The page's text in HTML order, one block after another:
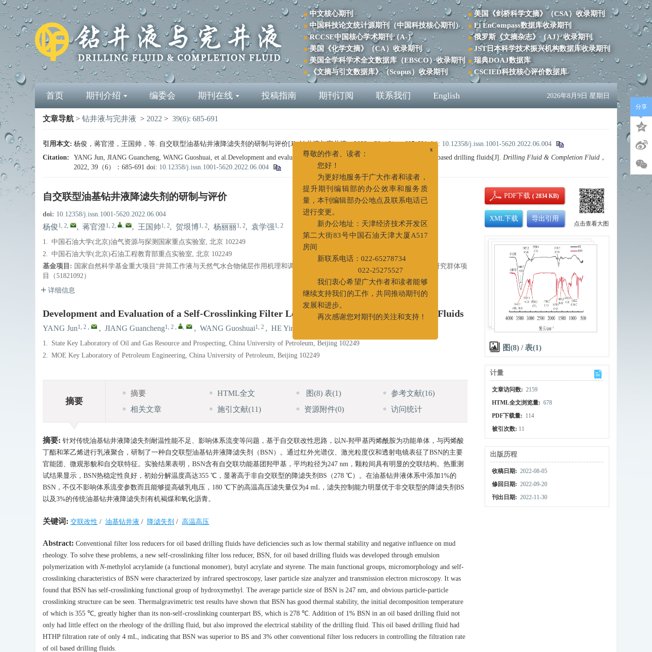
中文核心期刊
中国科技论文统计源期刊（中国科技核心期刊）
RCCSE中国核心学术期刊（A-）
美国《化学文摘》（CA）收录期刊
美国全学科学术全文数据库（EBSCO）收录期刊
《文摘与引文数据库》（Scopus）收录期刊
美国《剑桥科学文摘》（CSA）收录期刊
Ei EnCompass数据库收录期刊
俄罗斯《文摘杂志》（AJ）收录期刊
JST日本科学技术振兴机构数据库收录期刊
瑞典DOAJ数据库
CSCIED科技核心评价数据库
首页 期刊介绍 编委会 期刊在线 投稿指南 期刊订阅 联系我们 English 2026年8月9日 星期日
文章导航 > 钻井液与完井液 > 2022 > 39(6): 685-691
引用本文: 杨俊，蒋官澄，王国帅，等. 自交联型油基钻井液降滤失剂的研制与评价[J]. 钻井液与完井液，2022，39（6）：685-691doi: 10.12358/j.issn.1001-5620.2022.06.004
Citation:
YANG Jun, JIANG Guancheng, WANG Guoshuai, et al.Development and evaluation of a self-crosslinking filter loss reducer for oil based drilling fluids[J]. Drilling Fluid & Completion Fluid ，
2022, 39（6）：685-691 doi: 10.12358/j.issn.1001-5620.2022.06.004
自交联型油基钻井液降滤失剂的研制与评价
doi: 10.12358/j.issn.1001-5620.2022.06.004
杨俊1, 2, , 蒋官澄1, 2, , , 王国帅1, 2, 贺垠博1, 2, 杨丽丽1, 2, 袁学强1, 2
1. 中国石油大学(北京)油气资源与探测国家重点实验室, 北京 102249
2. 中国石油大学(北京)石油工程教育部重点实验室, 北京 102249
基金项目: 国家自然科学基金重大项目“井筒工作液与天然气水合物储层作用机理和调控方法”（51991361）、国家自然科学基金创新研究群体项
目（51821092）
详细信息
Development and Evaluation of a Self-Crosslinking Filter Loss Reducer for Oil Based Drilling Fluids
YANG Jun1, 2 , , JIANG Guancheng1, 2 , , , WANG Guoshuai1, 2 , HE Yinbo
1. State Key Laboratory of Oil and Gas Resource and Prospecting, China University of Petroleum, Beijing 102249
2. MOE Key Laboratory of Petroleum Engineering, China University of Petroleum, Beijing 102249
摘要
摘要 HTML全文 图(8) 表(1) 参考文献(16)
相关文章
施引文献(11) 资源附件(0) 访问统计
摘要: 针对传统油基钻井液降滤失剂耐温性能不足、影响体系流变等问题，基于自交联改性思路，以N-羟甲基丙烯酰胺为功能单体，与丙烯酸
丁酯和苯乙烯进行乳液聚合，研制了一种自交联型油基钻井液降滤失剂（BSN）。通过红外光谱仪、激光粒度仪和透射电镜表征了BSN的主要
官能团、微观形貌和自交联特征。实验结果表明，BSN含有自交联功能基团羟甲基，平均粒径为247 nm，颗粒间具有明显的交联结构。热重测
试结果显示，BSN热稳定性良好，初始分解温度高达355 ℃，显著高于非自交联型的降滤失剂BS（278 ℃）。在油基钻井液体系中添加1%的
BSN，不仅不影响体系流变参数而且能够提高破乳电压，180 ℃下的高温高压滤失量仅为4 mL，滤失控制能力明显优于非交联型的降滤失剂BS
以及3%的传统油基钻井液降滤失剂有机褐煤和氧化沥青。
关键词: 交联改性 / 油基钻井液 / 降滤失剂 / 高温高压
Abstract: Conventional filter loss reducers for oil based drilling fluids have deficiencies such as low thermal stability and negative influence on mud
rheology. To solve these problems, a new self-crosslinking filter loss reducer, BSN, for oil based drilling fluids was developed through emulsion
polymerization with N-methylol acrylamide (a functional monomer), butyl acrylate and styrene. The main functional groups, micromorphology and self-
crosslinking characteristics of BSN were characterized by infrared spectroscopy, laser particle size analyzer and transmission electron microscopy. It was
found that BSN has self-crosslinking functional group of hydroxymethyl. The average particle size of BSN is 247 nm, and obvious particle-particle
crosslinking structure can be seen. Thermalgravimetric test results have shown that BSN has good thermal stability, the initial decomposition temperature
of which is 355 ℃, greatly higher than its non-self-crosslinking counterpart BS, which is 278 ℃. Addition of 1% BSN in an oil based drilling fluid not
only had little effect on the rheology of the drilling fluid, but also improved the electrical stability of the drilling fluid. This oil based drilling fluid had
HTHP filtration rate of only 4 mL, indicating that BSN was superior to BS and 3% other conventional filter loss reducers in controlling the filtration rate
of oil based drilling fluids.
PDF下载( 2834 KB)
XML下载 导出引用
点击查看大图
图(8) /表(1)
计量
文章访问数: 2159
HTML全文浏览量: 678
PDF下载量: 114
被引次数: 11
出版历程
收稿日期: 2022-08-05
修回日期: 2022-09-20
刊出日期: 2022-11-30
分享
尊敬的作者、读者：
您好！
为更好地服务于广大作者和读者，
提升期刊编辑部的办公效率和服务质
量，本刊编辑部办公地点及联系电话已
进行变更。
新办公地址：天津经济技术开发区
第二大街83号中国石油天津大厦A517
新联系电话：022-65278734
022-25275527
我们衷心希望广大作者和读者能够
继续支持我们的工作，共同推动期刊的
发展和进步。